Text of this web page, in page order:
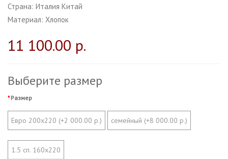
Страна: Италия Китай
Материал: Хлопок
11 100.00 р.
Выберите размер
Размер
Евро 200х220 (+2 000.00 р.) семейный (+8 000.00 р.)
1.5 сп. 160х220